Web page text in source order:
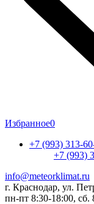
Избранное0
+7 (993) 313-
+7 (993)
info@meteorklimat.ru
г. Краснодар, ул.
пн-пт 8:30-18:00, сб.